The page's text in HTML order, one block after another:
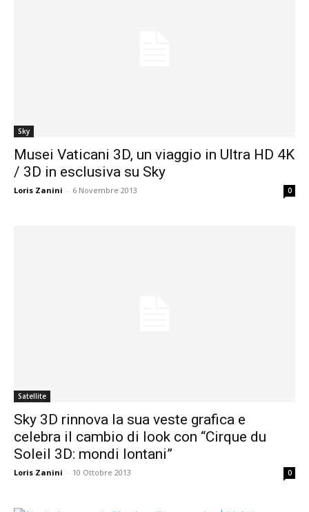
Sky
Musei Vaticani 3D, un viaggio in Ultra HD 4K
/ 3D in esclusiva su Sky
Loris Zanini - 6 Novembre 2013 0
Satellite
Sky 3D rinnova la sua veste grafica e
celebra il cambio di look con “Cirque du
Soleil 3D: mondi lontani”
Loris Zanini - 10 Ottobre 2013 0